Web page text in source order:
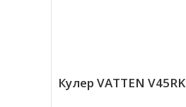
Кулер VATTEN V45RK